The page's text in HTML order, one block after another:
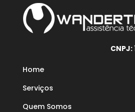
CNPJ:
Home
Serviços
Quem Somos